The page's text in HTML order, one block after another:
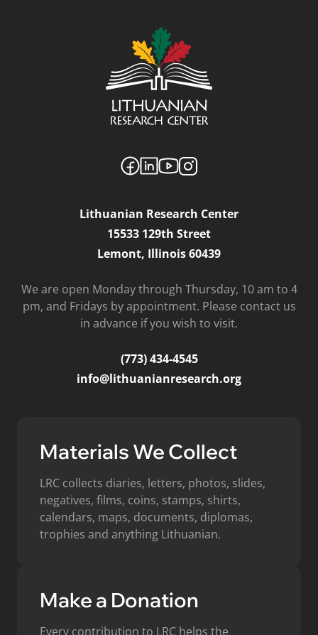
Lithuanian Research Center
15533 129th Street
Lemont, Illinois 60439
We are open Monday through Thursday, 10 am to 4
pm, and Fridays by appointment. Please contact us
in advance if you wish to visit.
(773) 434-4545
info@lithuanianresearch.org
Materials We Collect
LRC collects diaries, letters, photos, slides,
negatives, films, coins, stamps, shirts,
calendars, maps, documents, diplomas,
trophies and anything Lithuanian.
Make a Donation
Every contribution to LRC helps the